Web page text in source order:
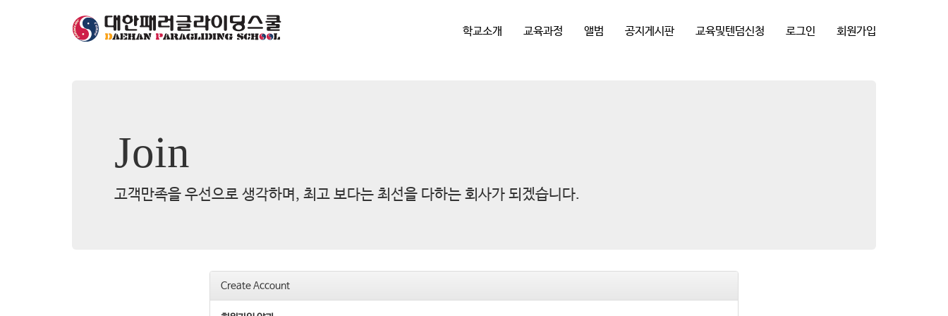
학교소개 교육과정 앨범 공지게시판 교육및텐덤신청 로그인 회원가입
Join
고객만족을 우선으로 생각하며, 최고 보다는 최선을 다하는 회사가 되겠습니다.
Create Account